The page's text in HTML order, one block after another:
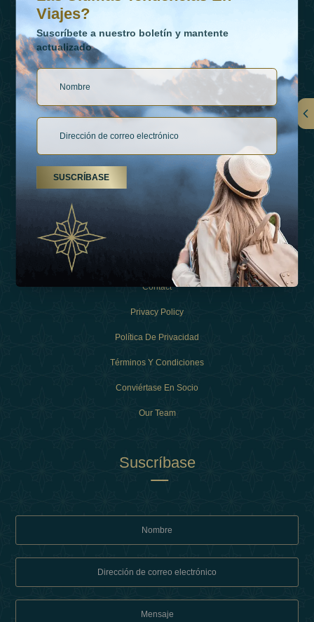
Vínculos
Tipos De Vacaciones
Contact
Privacy Policy
Política De Privacidad
Términos Y Condiciones
Conviértase En Socio
Our Team
Suscríbase
Viajes?
Suscríbete a nuestro boletín y mantente
actualizado
SUSCRÍBASE